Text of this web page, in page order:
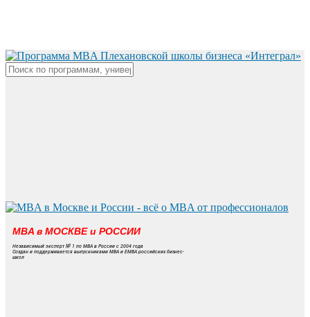
content
MBA в МОСКВЕ и РОССИИ
Независимый эксперт № 1 по MBA в России с 2004 года
Создан и поддерживается выпускниками MBA и EMBA российских бизнес-
школ